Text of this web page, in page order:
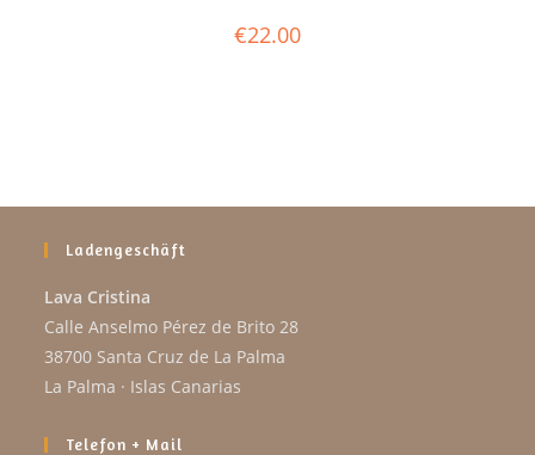
€22.00
Ladengeschäft
Lava Cristina
Calle Anselmo Pérez de Brito 28
38700 Santa Cruz de La Palma
La Palma · Islas Canarias
Telefon + Mail